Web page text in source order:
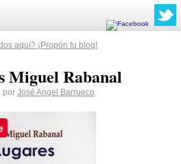
aquí? ¡Propón tu blog!
Miguel Rabanal
por José Angel Barrueco